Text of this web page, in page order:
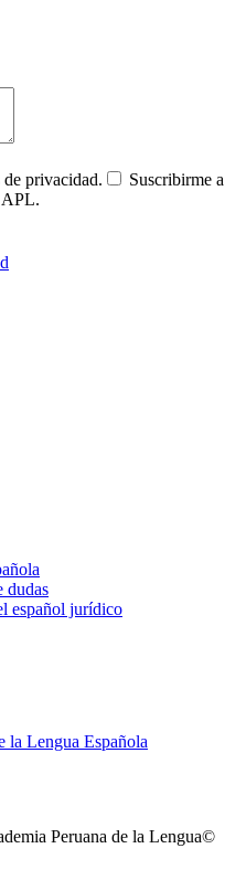
privacidad.
Suscribirme a
APL.
dudas
español jurídico
la Lengua Española
Peruana de la Lengua©